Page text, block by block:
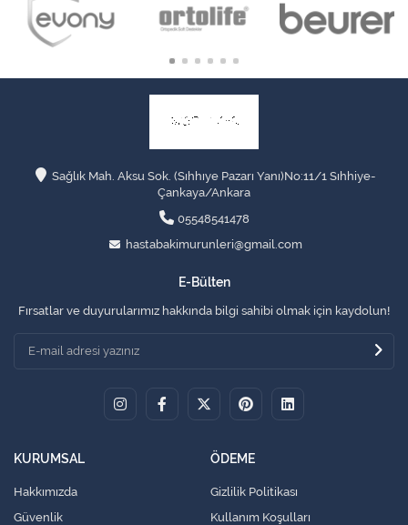
Sağlık Mah. Aksu Sok. (Sıhhıye Pazarı Yanı)No:11/1 Sıhhiye-
Çankaya/Ankara
05548541478
hastabakimurunleri@gmail.com
E-Bülten
Fırsatlar ve duyurularımız hakkında bilgi sahibi olmak için kaydolun!
KURUMSAL
Hakkımızda
Güvenlik
ÖDEME
Gizlilik Politikası
Kullanım Koşulları